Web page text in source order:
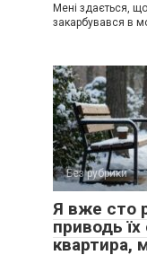
Мені здається,
закарбувався в
Без рубрики
Я вже сто
приводь
квартира,